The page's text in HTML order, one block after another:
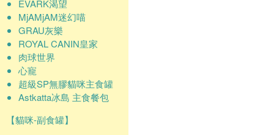
EVARK渴望
MjAMjAM迷幻喵
GRAU灰樂
ROYAL CANIN皇家
肉球世界
心寵
超級SP無膠貓咪主食罐
Astkatta冰島 主食餐包
【貓咪-副食罐】